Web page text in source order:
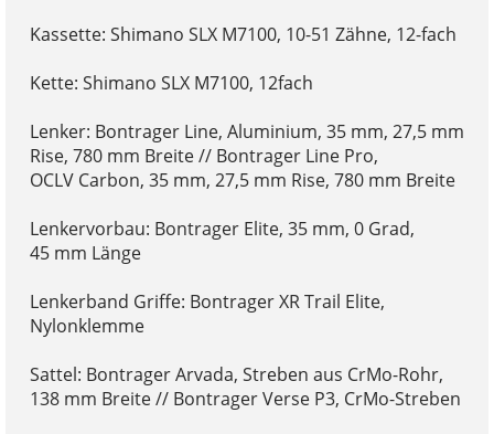
Kassette: Shimano SLX M7100, 10-51 Zähne, 12-fach
Kette: Shimano SLX M7100, 12fach
Lenker: Bontrager Line, Aluminium, 35 mm, 27,5 mm
Rise, 780 mm Breite // Bontrager Line Pro,
OCLV Carbon, 35 mm, 27,5 mm Rise, 780 mm Breite
Lenkervorbau: Bontrager Elite, 35 mm, 0 Grad,
45 mm Länge
Lenkerband Griffe: Bontrager XR Trail Elite,
Nylonklemme
Sattel: Bontrager Arvada, Streben aus CrMo-Rohr,
138 mm Breite // Bontrager Verse P3, CrMo-Streben